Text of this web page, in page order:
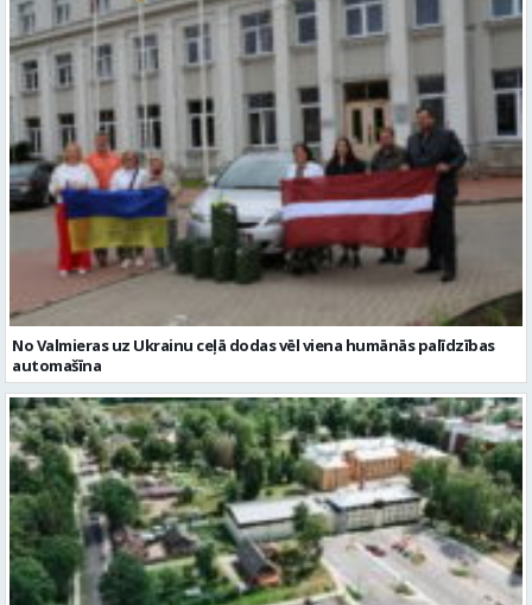
No Valmieras uz Ukrainu ceļā dodas vēl viena humānās palīdzības
automašīna